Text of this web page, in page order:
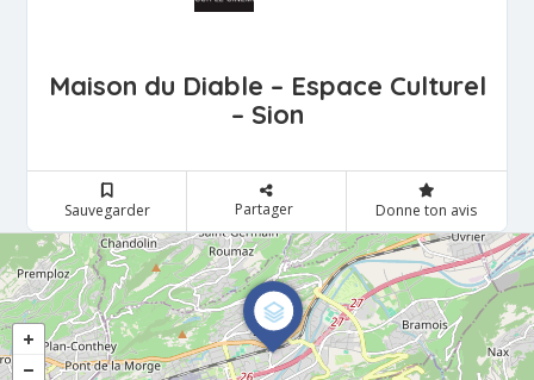
Maison du Diable – Espace Culturel
– Sion
Sauvegarder Partager Donne ton avis